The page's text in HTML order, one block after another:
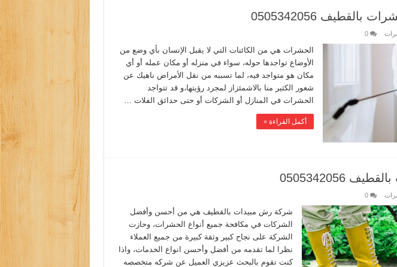
0505342056
0
الحشرات هي من الكائنات التي لا يقبل الإنسان بأي وضع من
الأوضاع تواجدها حوله، سواء في منزله أو مكان عمله أو أي
مكان هو متواجد فيه، لما تسببه من نقل الأمراض ناهيك عن
شعور الكثير منا بالاشمئزاز لمجرد رؤيتها،و قد تتواجد
الحشرات في المنازل أو الشركات أو حتى حدائق الفلات …
أكمل القراءة »
0505342056
0
شركة رش مبيدات بالقطيف هي من أحسن وأفضل
الشركات في مكافحة جميع أنواع الحشرات، وحازت
الشركة على نجاح كبير وثقة كبيرة من جميع العملاء
نظرا لما تقدمه من أفضل وأحسن انواع الخدمات، واذا
كنت تقوم بالبحث عزيزي العميل عن شركه متخصصه